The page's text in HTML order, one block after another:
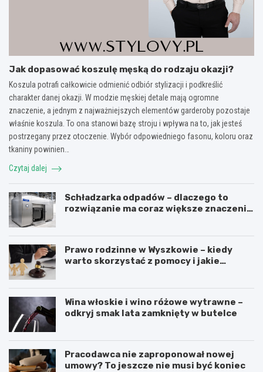
Jak dopasować koszulę męską do rodzaju okazji?
Koszula potrafi całkowicie odmienić odbiór stylizacji i podkreślić
charakter danej okazji. W modzie męskiej detale mają ogromne
znaczenie, a jednym z najważniejszych elementów garderoby pozostaje
właśnie koszula. To ona stanowi bazę stroju i wpływa na to, jak jesteś
postrzegany przez otoczenie. Wybór odpowiedniego fasonu, koloru oraz
tkaniny powinien…
Czytaj dalej
Schładzarka odpadów – dlaczego to
rozwiązanie ma coraz większe znaczenie
Prawo rodzinne w Wyszkowie – kiedy
warto skorzystać z pomocy i jakie
Wina włoskie i wino różowe wytrawne –
odkryj smak lata zamknięty w butelce
Pracodawca nie zaproponował nowej
umowy? To jeszcze nie musi być koniec